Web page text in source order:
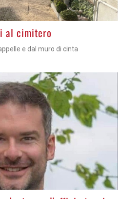
al cimitero
e dal muro di cinta